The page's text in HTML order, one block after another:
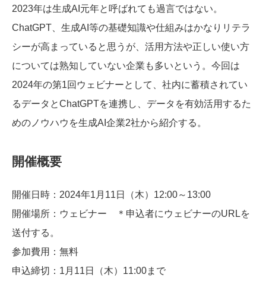
2023年は生成AI元年と呼ばれても過言ではない。
ChatGPT、生成AI等の基礎知識や仕組みはかなりリテラ
シーが高まっていると思うが、活用方法や正しい使い方
については熟知していない企業も多いという。今回は
2024年の第1回ウェビナーとして、社内に蓄積されてい
るデータとChatGPTを連携し、データを有効活用するた
めのノウハウを生成AI企業2社から紹介する。
開催概要
開催日時：2024年1月11日（木）12:00～13:00
開催場所：ウェビナー ＊申込者にウェビナーのURLを
送付する。
参加費用：無料
申込締切：1月11日（木）11:00まで